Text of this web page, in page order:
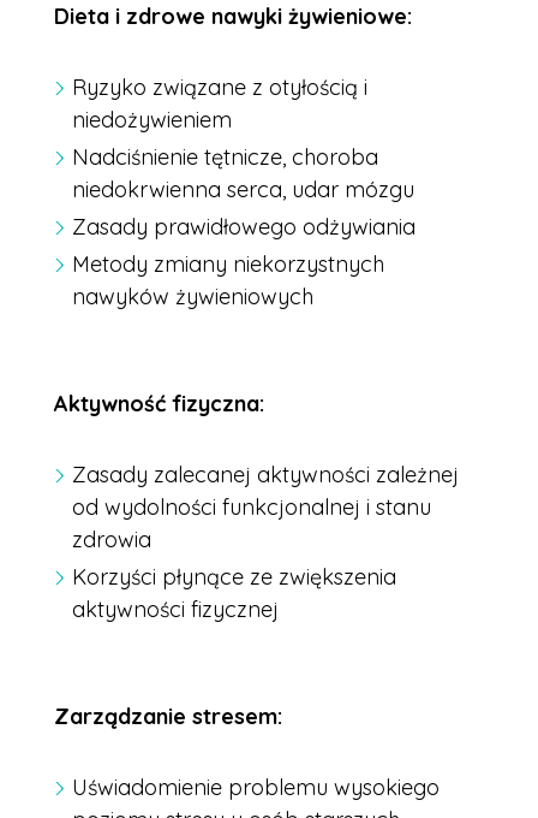
Dieta i zdrowe nawyki żywieniowe:
Ryzyko związane z otyłością i
niedożywieniem
Nadciśnienie tętnicze, choroba
niedokrwienna serca, udar mózgu
Zasady prawidłowego odżywiania
Metody zmiany niekorzystnych
nawyków żywieniowych
Aktywność fizyczna:
Zasady zalecanej aktywności zależnej
od wydolności funkcjonalnej i stanu
zdrowia
Korzyści płynące ze zwiększenia
aktywności fizycznej
Zarządzanie stresem:
Uświadomienie problemu wysokiego